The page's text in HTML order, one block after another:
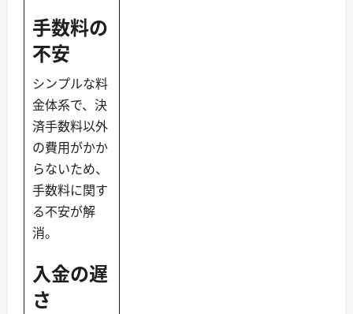
手数料の
不安
シンプルな料
金体系で、決
済手数料以外
の費用がかか
らないため、
手数料に関す
る不安が解
消。
入金の遅
さ